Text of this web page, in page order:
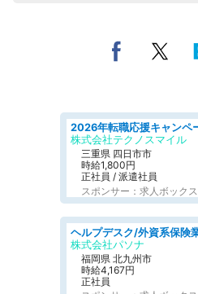
株式会社テクノスマイル
三重県 四日市市
時給1,800円
正社員 / 派遣社員
スポンサー：求人ボックス
株式会社パソナ
福岡県 北九州市
時給4,167円
正社員